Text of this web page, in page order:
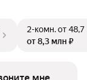
2-комн.от 48,7
от 8,3 млн ₽